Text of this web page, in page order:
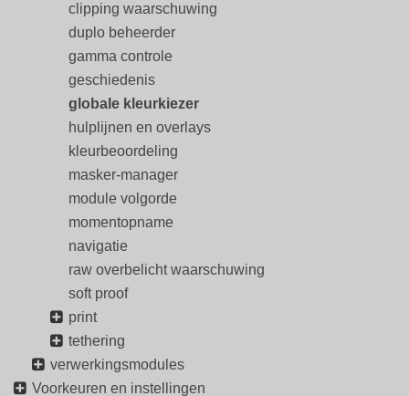
clipping waarschuwing
duplo beheerder
gamma controle
geschiedenis
globale kleurkiezer
hulplijnen en overlays
kleurbeoordeling
masker-manager
module volgorde
momentopname
navigatie
raw overbelicht waarschuwing
soft proof
print
tethering
verwerkingsmodules
Voorkeuren en instellingen